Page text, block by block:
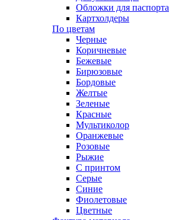
Обложки для паспорта
Картхолдеры
По цветам
Черные
Коричневые
Бежевые
Бирюзовые
Бордовые
Желтые
Зеленые
Красные
Мультиколор
Оранжевые
Розовые
Рыжие
С принтом
Серые
Синие
Фиолетовые
Цветные